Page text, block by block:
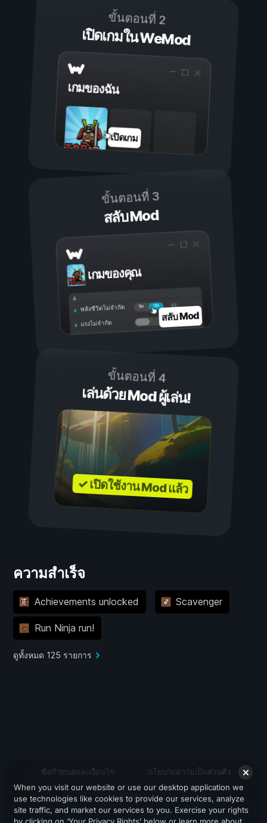
ขั้นตอนที่ 2
เปิดเกมใน WeMod
เกมของฉัน
เปิดเกม
ขั้นตอนที่ 3
สลับ Mod
เกมของคุณ
เปิด
ปิด
พลังชีวิตไม่จำกัด
แรงไม่จำกัด สลับ Mod
ขั้นตอนที่ 4
เล่นด้วย Mod ผู้เล่น!
✓ เปิดใช้งาน Mod แล้ว
ความสำเร็จ
Achievements unlocked Scavenger
Run Ninja run!
ดูทั้งหมด 125 รายการ
ข้อกำหนดและเงื่อนไข นโยบายความเป็นส่วนตัว
สนับสนุน
When you visit our website or use our desktop application we
use technologies like cookies to provide our services, analyze
site traffic, and market our services to you. Exercise your rights